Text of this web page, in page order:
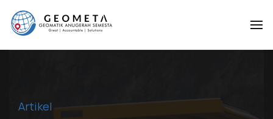
Geomatik
Geomatik
Artikel